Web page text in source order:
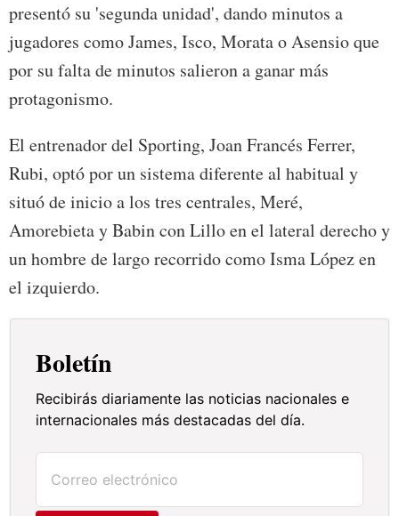
presentó su 'segunda unidad', dando minutos a
jugadores como James, Isco, Morata o Asensio que
por su falta de minutos salieron a ganar más
protagonismo.
El entrenador del Sporting, Joan Francés Ferrer,
Rubi, optó por un sistema diferente al habitual y
situó de inicio a los tres centrales, Meré,
Amorebieta y Babin con Lillo en el lateral derecho y
un hombre de largo recorrido como Isma López en
el izquierdo.
Boletín
Recibirás diariamente las noticias nacionales e
internacionales más destacadas del día.